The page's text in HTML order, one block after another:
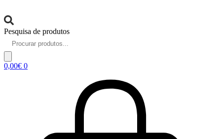
Pesquisa de produtos
0,00€ 0